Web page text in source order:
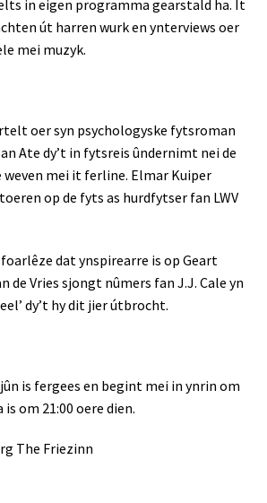
elts in eigen programma gearstald ha. It
út harren wurk en ynterviews oer
mei muzyk.
oer syn psychologyske fytsroman
Ate dy’t in fytsreis ûndernimt nei de
mei it ferline. Elmar Kuiper
op de fyts as hurdfytser fan LWV
dat ynspirearre is op Geart
de Vries sjongt nûmers fan J.J. Cale yn
dy’t hy dit jier útbrocht.
is fergees en begint mei in ynrin om
om 21:00 oere dien.
The Friezinn